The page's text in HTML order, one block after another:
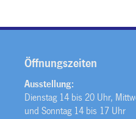
Öffnungszeiten
Ausstellung:
Dienstag 14 bis 20 Uhr,
und Sonntag 14 bis 17 Uhr